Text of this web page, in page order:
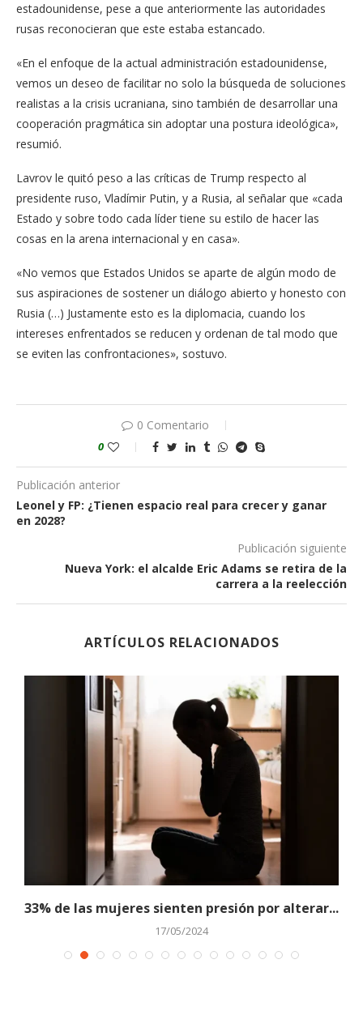
estadounidense, pese a que anteriormente las autoridades
rusas reconocieran que este estaba estancado.
«En el enfoque de la actual administración estadounidense,
vemos un deseo de facilitar no solo la búsqueda de soluciones
realistas a la crisis ucraniana, sino también de desarrollar una
cooperación pragmática sin adoptar una postura ideológica»,
resumió.
Lavrov le quitó peso a las críticas de Trump respecto al
presidente ruso, Vladímir Putin, y a Rusia, al señalar que «cada
Estado y sobre todo cada líder tiene su estilo de hacer las
cosas en la arena internacional y en casa».
«No vemos que Estados Unidos se aparte de algún modo de
sus aspiraciones de sostener un diálogo abierto y honesto con
Rusia (…) Justamente esto es la diplomacia, cuando los
intereses enfrentados se reducen y ordenan de tal modo que
se eviten las confrontaciones», sostuvo.
0 Comentario
0
Publicación anterior
Leonel y FP: ¿Tienen espacio real para crecer y ganar
en 2028?
Publicación siguiente
Nueva York: el alcalde Eric Adams se retira de la
carrera a la reelección
ARTÍCULOS RELACIONADOS
33% de las mujeres sienten presión por alterar...
17/05/2024